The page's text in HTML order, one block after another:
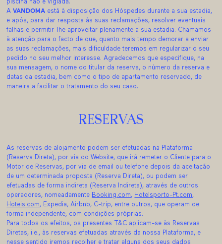
piscina não é vigiada.
AVANDOMA está à disposição dos Hóspedes durante a sua estadia,
e após, para dar resposta às suas reclamações, resolver eventuais
falhas e permitir-lhe aproveitar plenamente a sua estadia. Chamamos
à atenção para o facto de que, quanto mais tempo demorar a enviar
as suas reclamações, mais dificuldade teremos em regularizar o seu
pedido no seu melhor interesse. Agradecemos que especifique, na
sua mensagem, o nome do titular da reserva, o número da reserva e
datas da estadia, bem como o tipo de apartamento reservado, de
maneira a facilitar o tratamento do seu caso.
RESERVAS
As reservas de alojamento podem ser efetuadas na Plataforma
(Reserva Direta), por via do Website, que irá remeter o Cliente para o
Motor de Reservas, por via de email ou telefone depois da aceitação
de um determinada proposta (Reserva Direta), ou podem ser
efetuadas de forma indireta (Reserva Indireta), através de outros
operadores, nomeadamente Booking.com, Hotelsporto-Pt.com,
Hoteis.com, Expedia, Airbnb, C-trip, entre outros, que operam de
forma independente, com condições próprias.
Para todos os efeitos, os presentes T&C aplicam-se às Reservas
Diretas, i.e., às reservas efetuadas através da nossa Plataforma, e
nesse sentido iremos recolher e tratar alguns dos seus dados